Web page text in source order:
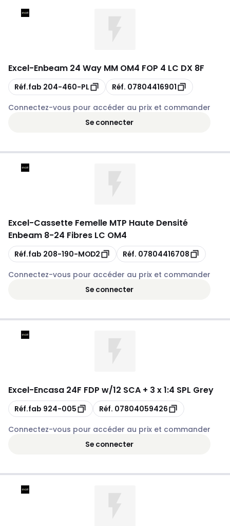
Excel-Enbeam 24 Way MM OM4 FOP 4 LC DX 8F
Copie
Réf.fab 204-460-PL Copie
Réf. 07804416901
Connectez-vous pour accéder au prix et commander
Se connecter
Excel-Cassette Femelle MTP Haute Densité
Enbeam 8-24 Fibres LC OM4
Copie
Réf.fab 208-190-MOD2 Copie
Réf. 07804416708
Connectez-vous pour accéder au prix et commander
Se connecter
Excel-Encasa 24F FDP w/12 SCA + 3 x 1:4 SPL Grey
Copie
Réf.fab 924-005 Copie
Réf. 07804059426
Connectez-vous pour accéder au prix et commander
Se connecter